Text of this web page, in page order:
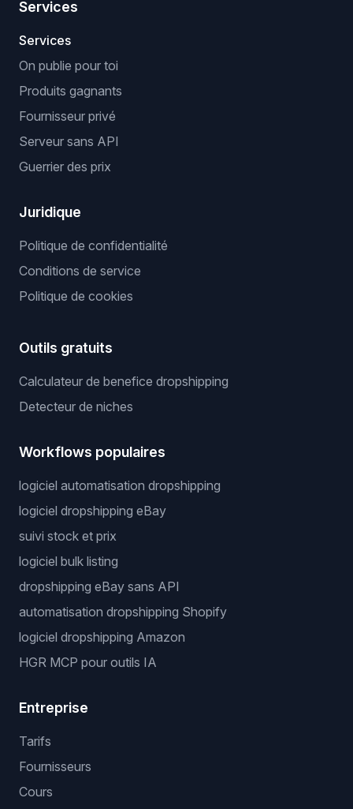
Services
Services
On publie pour toi
Produits gagnants
Fournisseur privé
Serveur sans API
Guerrier des prix
Juridique
Politique de confidentialité
Conditions de service
Politique de cookies
Outils gratuits
Calculateur de benefice dropshipping
Detecteur de niches
Workflows populaires
logiciel automatisation dropshipping
logiciel dropshipping eBay
suivi stock et prix
logiciel bulk listing
dropshipping eBay sans API
automatisation dropshipping Shopify
logiciel dropshipping Amazon
HGR MCP pour outils IA
Entreprise
Tarifs
Fournisseurs
Cours